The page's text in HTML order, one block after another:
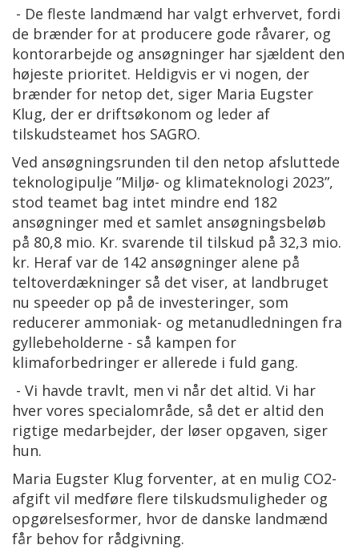
- De fleste landmænd har valgt erhvervet, fordi
de brænder for at producere gode råvarer, og
kontorarbejde og ansøgninger har sjældent den
højeste prioritet. Heldigvis er vi nogen, der
brænder for netop det, siger Maria Eugster
Klug, der er driftsøkonom og leder af
tilskudsteamet hos SAGRO.
Ved ansøgningsrunden til den netop afsluttede
teknologipulje ”Miljø- og klimateknologi 2023”,
stod teamet bag intet mindre end 182
ansøgninger med et samlet ansøgningsbeløb
på 80,8 mio. Kr. svarende til tilskud på 32,3 mio.
kr. Heraf var de 142 ansøgninger alene på
teltoverdækninger så det viser, at landbruget
nu speeder op på de investeringer, som
reducerer ammoniak- og metanudledningen fra
gyllebeholderne - så kampen for
klimaforbedringer er allerede i fuld gang.
- Vi havde travlt, men vi når det altid. Vi har
hver vores specialområde, så det er altid den
rigtige medarbejder, der løser opgaven, siger
hun.
Maria Eugster Klug forventer, at en mulig CO2-
afgift vil medføre flere tilskudsmuligheder og
opgørelsesformer, hvor de danske landmænd
får behov for rådgivning.